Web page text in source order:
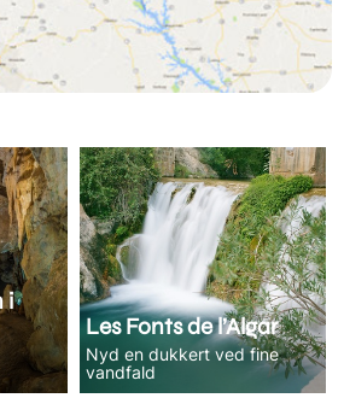
i
Les Fonts de l’Algar
Nyd en dukkert ved fine
vandfald